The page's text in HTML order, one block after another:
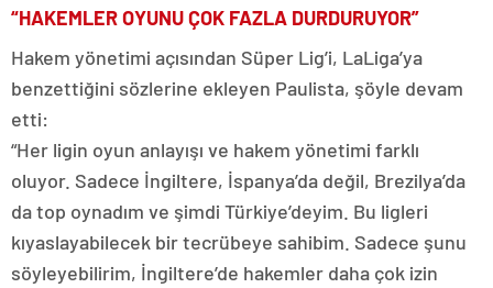
“HAKEMLER OYUNU ÇOK FAZLA DURDURUYOR”
Hakem yönetimi açısından Süper Lig’i, LaLiga’ya
benzettiğini sözlerine ekleyen Paulista, şöyle devam
etti:
“Her ligin oyun anlayışı ve hakem yönetimi farklı
oluyor. Sadece İngiltere, İspanya’da değil, Brezilya’da
da top oynadım ve şimdi Türkiye’deyim. Bu ligleri
kıyaslayabilecek bir tecrübeye sahibim. Sadece şunu
söyleyebilirim, İngiltere’de hakemler daha çok izin